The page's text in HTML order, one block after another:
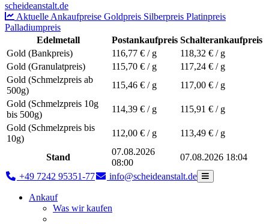
scheideanstalt.de
Aktuelle Ankaufpreise Goldpreis Silberpreis Platinpreis
Palladiumpreis
Edelmetall
Postankaufpreis Schalterankaufpreis
Gold (Bankpreis)
116,77 € / g 118,32 € / g
Gold (Granulatpreis)
115,70 € / g 117,24 € / g
Gold (Schmelzpreis ab
500g)
115,46 € / g 117,00 € / g
Gold (Schmelzpreis 10g
bis 500g)
114,39 € / g 115,91 € / g
Gold (Schmelzpreis bis
10g)
112,00 € / g 113,49 € / g
Stand
07.08.2026
08:00
07.08.2026 18:04
+49 7242 95351-77 info@scheideanstalt.de
Ankauf
Was wir kaufen